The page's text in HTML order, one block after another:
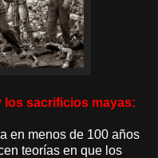
los sacrificios mayas:
en menos de 100 años
teorías en que los